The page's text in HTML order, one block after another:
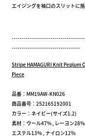
エイジングを袖口のスリットに
-----------------------------------
Stripe HAMAGURI Knit Peplum
Piece
品番：MM19AW-KN026
商品番号：252165192001
カラー：ネイビー(サイズ1.2)
素材：ウール47% , レーヨン28％
エステル13％ , ナイロン12％